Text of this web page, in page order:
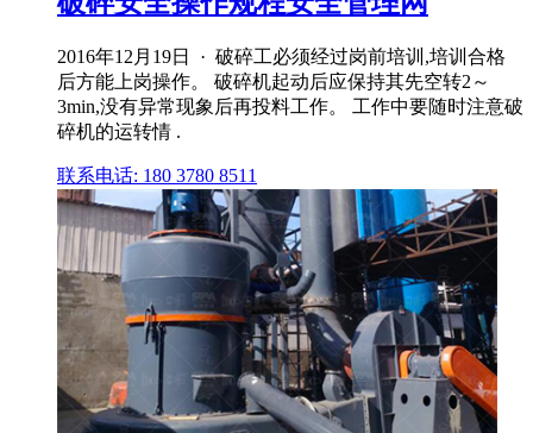
2016年12月19日 · 破碎工必须经过岗前培训,培训合格
后方能上岗操作。 破碎机起动后应保持其先空转2～
3min,没有异常现象后再投料工作。 工作中要随时注意破
碎机的运转情 .
联系电话: 180 3780 8511